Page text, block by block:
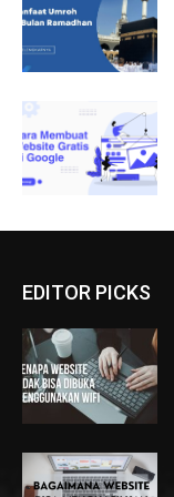
EDITOR PICKS